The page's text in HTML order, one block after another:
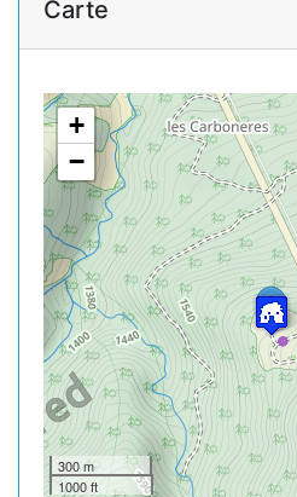
Carte
+
−
300 m
1000 ft